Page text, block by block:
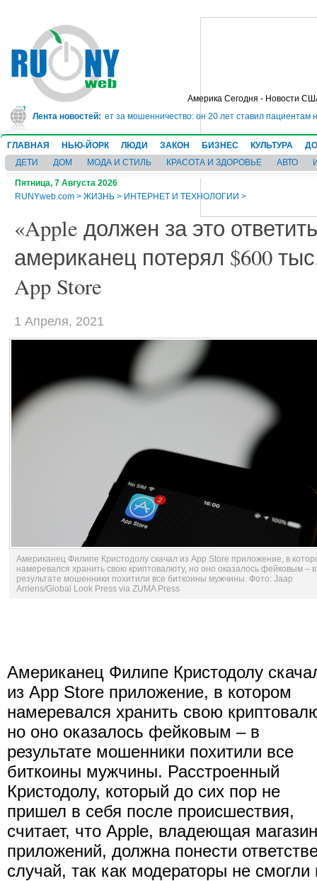
Америка Сегодня - Новости
Лента новостей:
в тюрьму на 10 лет за мошенничество: он 20 лет ставил пациентам
ГЛАВНАЯ НЬЮ-ЙОРК ЛЮДИ ЗАКОН БИЗНЕС КУЛЬТУРА
ДЕТИ
ДОМ МОДА И СТИЛЬ КРАСОТА И ЗДОРОВЬЕ АВТО
Пятница, 7 Августа 2026
RUNYweb.com > ЖИЗНЬ > ИНТЕРНЕТ И ТЕХНОЛОГИИ >
«Apple должен за это
американец потерял $600
App Store
1 Апреля, 2021
Американец Филипе Кристодолу скачал из App Store приложение, в
намеревался хранить свою криптовалюту, но оно оказалось фейковым – в
результате мошенники похитили все биткоины мужчины. Фото: Jaap
Arriens/Global Look Press via ZUMA Press
Американец Филипе Кристодолу
из App Store приложение, в котором
намеревался хранить свою
но оно оказалось фейковым – в
результате мошенники похитили все
биткоины мужчины. Расстроенный
Кристодолу, который до сих пор не
пришел в себя после происшествия,
считает, что Apple, владеющая
приложений, должна понести
случай, так как модераторы не